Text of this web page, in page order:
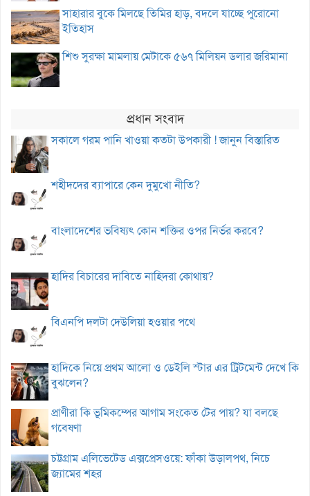
সাহারার বুকে মিলছে তিমির হাড়, বদলে যাচ্ছে পুরোনো
ইতিহাস
শিশু সুরক্ষা মামলায় মেটাকে ৫৬৭ মিলিয়ন ডলার জরিমানা
প্রধান সংবাদ
সকালে গরম পানি খাওয়া কতটা উপকারী ! জানুন বিস্তারিত
শহীদদের ব্যাপারে কেন দুমুখো নীতি?
বাংলাদেশের ভবিষ্যৎ কোন শক্তির ওপর নির্ভর করবে?
হাদির বিচারের দাবিতে নাহিদরা কোথায়?
বিএনপি দলটা দেউলিয়া হওয়ার পথে
হাদিকে নিয়ে প্রথম আলো ও ডেইলি স্টার এর ট্রিটমেন্ট দেখে কি
বুঝলেন?
প্রাণীরা কি ভূমিকম্পের আগাম সংকেত টের পায়? যা বলছে
গবেষণা
চট্টগ্রাম এলিভেটেড এক্সপ্রেসওয়ে: ফাঁকা উড়ালপথ, নিচে
জ্যামের শহর